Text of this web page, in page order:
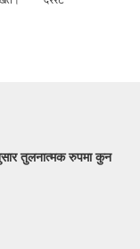
तुलनात्मक रुपमा कुन